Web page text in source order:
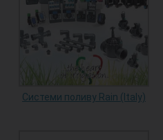
Системи поливу Rain (Italy)